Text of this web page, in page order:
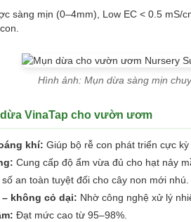
sàng mịn (0–4mm), Low EC < 0.5 mS/
Hình ảnh: Mụn dừa sàng mịn
VinaTap cho vườn ươm
khí: Giúp bộ rễ con phát triển cực kỳ
Cung cấp độ ẩm vừa đủ cho hạt nảy
số an toàn tuyệt đối cho cây non mới nhú.
không cỏ dại: Nhờ công nghệ xử lý
Đạt mức cao từ 95–98%.